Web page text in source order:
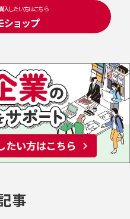
入したい方はこちら
ショップ
事